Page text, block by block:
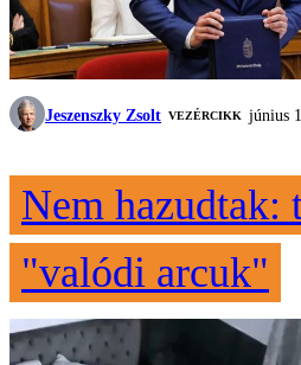
Jeszenszky Zsolt VEZÉRCIKK június
Nem hazudtak:
"valódi arcuk"